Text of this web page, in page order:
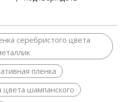
серебристого цвета
пленка
цвета шампанского